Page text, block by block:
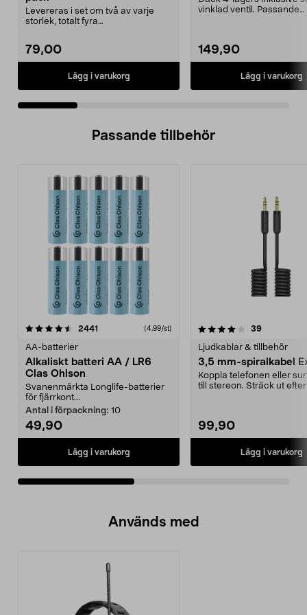
Levereras i set om två av varje
storlek, totalt fyra
79,00
Lägg i varukorg
vinklad ventil. Passande
149,90
Lägg i varukorg
Passande tillbehör
2441 (4,99/st)
AA-batterier
Alkaliskt batteri AA / LR6
Clas Ohlson
Svanenmärkta Longlife-batterier
för fjärrkont...
Antal i förpackning: 10
49,90
Lägg i varukorg
4.0av 5 stjärnor 39recensioner
Ljudkablar & tillbehör
3,5 mm-spiralkabel
Koppla telefonen eller
till stereon. Sträck ut
99,90
Lägg i varukorg
4.5av 5 stjärnor
Används med